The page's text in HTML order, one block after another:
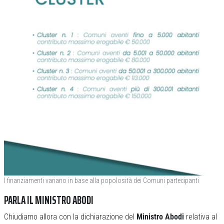
I finanziamenti variano in base alla popolosità dei Comuni partecipanti
PARLA IL MINISTRO ABODI
Chiudiamo allora con la dichiarazione del Ministro Abodi relativa al